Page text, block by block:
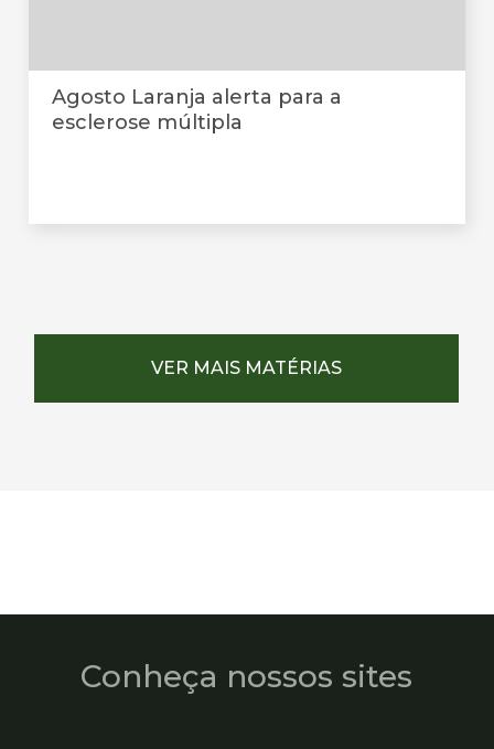
Agosto Laranja alerta para a
esclerose múltipla
VER MAIS MATÉRIAS
Conheça nossos sites